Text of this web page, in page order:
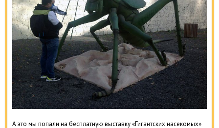
А это мы попали на бесплатную выставку «Гигантских насекомых»